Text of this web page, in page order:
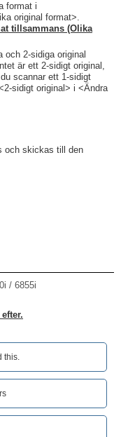
format i
original format>.
tillsammans (Olika
och 2-sidiga original
är ett 2-sidigt original,
scannar ett 1-sidigt
sidigt original> i <Ändra
och skickas till den
/ 6855i
this.‎